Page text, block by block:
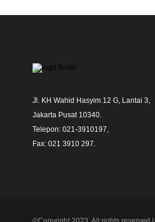
Jl. KH Wahid Hasyim 12 G, Lantai 3,
Jakarta Pusat 10340.
Telepon: 021-3910197,
Fax: 021 3910 297.